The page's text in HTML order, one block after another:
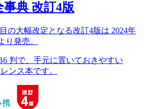
典 改訂4版
の大幅改定となる改訂4版は 2024年
り発売。
判で、手元に置いておきやすい
ンス本です。